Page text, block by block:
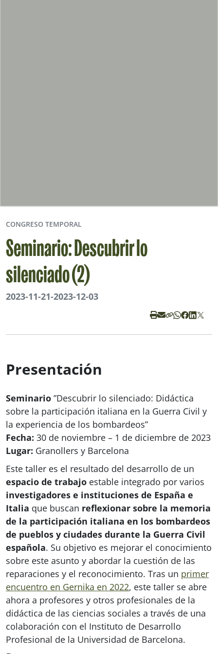
CONGRESO TEMPORAL
Seminario: Descubrir lo
silenciado (2)
2023-11-21-2023-12-03
Presentación
Seminario ”Descubrir lo silenciado: Didáctica
sobre la participación italiana en la Guerra Civil y
la experiencia de los bombardeos”
Fecha: 30 de noviembre – 1 de diciembre de 2023
Lugar: Granollers y Barcelona
Este taller es el resultado del desarrollo de un
espacio de trabajo estable integrado por varios
investigadores e instituciones de España e
Italia que buscan reflexionar sobre la memoria
de la participación italiana en los bombardeos
de pueblos y ciudades durante la Guerra Civil
española. Su objetivo es mejorar el conocimiento
sobre este asunto y abordar la cuestión de las
reparaciones y el reconocimiento. Tras un primer
encuentro en Gernika en 2022, este taller se abre
ahora a profesores y otros profesionales de la
didáctica de las ciencias sociales a través de una
colaboración con el Instituto de Desarrollo
Profesional de la Universidad de Barcelona.